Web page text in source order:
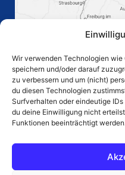
Wir verwenden Technologien
speichern und/oder darauf
zu verbessern und um (nicht)
du diesen Technologien
Surfverhalten oder eindeutige
du deine Einwilligung nicht
Funktionen beeinträchtigt